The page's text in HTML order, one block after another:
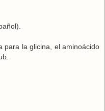
para la glicina, el aminoácido